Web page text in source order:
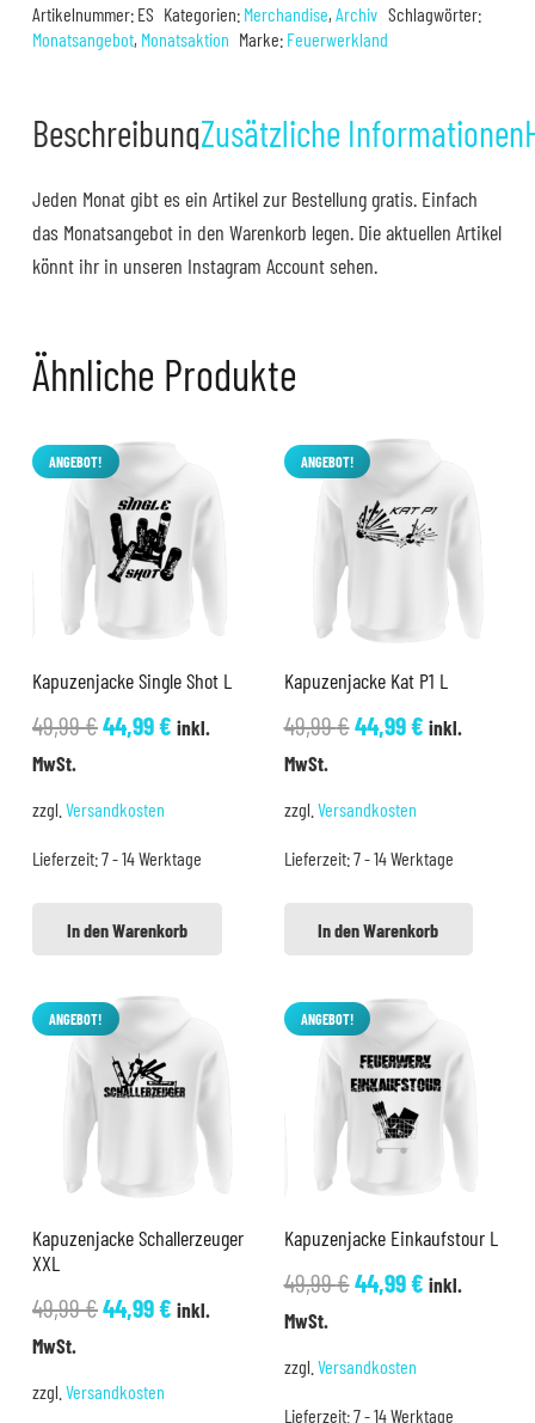
Artikelnummer: ES Kategorien: Merchandise,Archiv Schlagwörter:
Monatsangebot, Monatsaktion Marke: Feuerwerkland
BeschreibungZusätzliche Informationen
Jeden Monat gibt es ein Artikel zur Bestellung gratis. Einfach
das Monatsangebot in den Warenkorb legen. Die aktuellen Artikel
könnt ihr in unseren Instagram Account sehen.
Ähnliche Produkte
ANGEBOT!
Kapuzenjacke Single Shot L
49,99€Ursprünglicher
44,99€Aktueller
inkl.
MwSt.
zzgl. Versandkosten
Lieferzeit:7 - 14 Werktage
In den Warenkorb
ANGEBOT!
Kapuzenjacke Kat P1 L
49,99€Ursprünglicher
44,99€Aktueller
inkl.
MwSt.
zzgl. Versandkosten
Lieferzeit:7 - 14 Werktage
In den Warenkorb
ANGEBOT!
Kapuzenjacke Schallerzeuger
XXL
49,99€Ursprünglicher
44,99€Aktueller
inkl.
MwSt.
zzgl. Versandkosten
ANGEBOT!
Kapuzenjacke Einkaufstour L
49,99€Ursprünglicher
44,99€Aktueller
inkl.
MwSt.
zzgl. Versandkosten
Lieferzeit:7 - 14 Werktage